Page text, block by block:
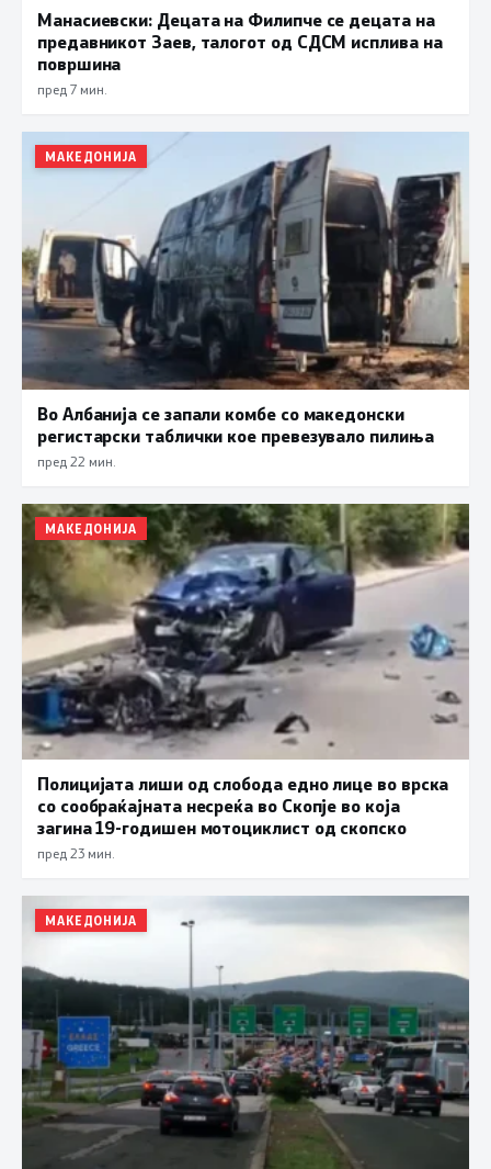
Манасиевски: Децата на Филипче се децата на
предавникот Заев, талогот од СДСМ исплива на
површина
пред 7 мин.
МАКЕДОНИЈА
Во Албанија се запали комбе со македонски
регистарски таблички кое превезувало пилиња
пред 22 мин.
МАКЕДОНИЈА
Полицијата лиши од слобода едно лице во врска
со сообраќајната несреќа во Скопје во која
загина 19-годишен мотоциклист од скопско
пред 23 мин.
МАКЕДОНИЈА